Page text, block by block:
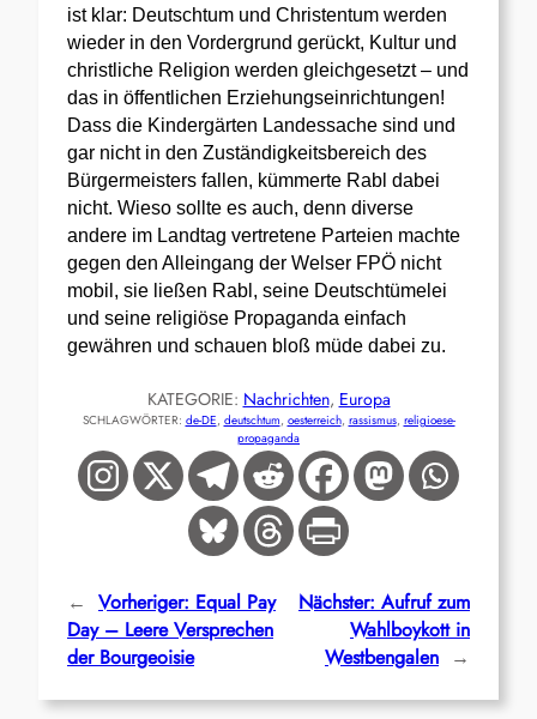
ist klar: Deutschtum und Christentum werden
wieder in den Vordergrund gerückt, Kultur und
christliche Religion werden gleichgesetzt – und
das in öffentlichen Erziehungseinrichtungen!
Dass die Kindergärten Landessache sind und
gar nicht in den Zuständigkeitsbereich des
Bürgermeisters fallen, kümmerte Rabl dabei
nicht. Wieso sollte es auch, denn diverse
andere im Landtag vertretene Parteien machte
gegen den Alleingang der Welser FPÖ nicht
mobil, sie ließen Rabl, seine Deutschtümelei
und seine religiöse Propaganda einfach
gewähren und schauen bloß müde dabei zu.
KATEGORIE: Nachrichten, Europa
SCHLAGWÖRTER: de-DE, deutschtum, oesterreich, rassismus, religioese-
propaganda
← Vorheriger: Equal Pay
Day – Leere Versprechen
der Bourgeoisie
Nächster: Aufruf zum
Wahlboykott in
Westbengalen →